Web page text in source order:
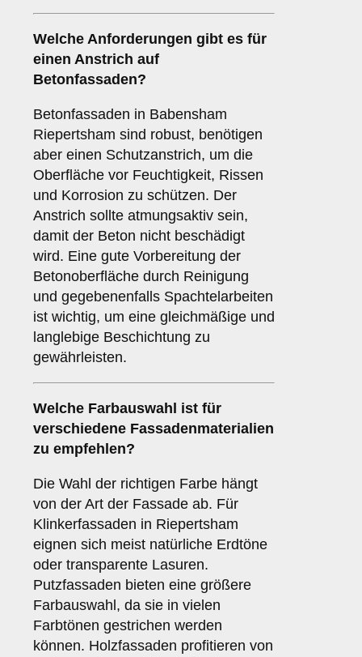
Welche Anforderungen gibt es für
einen Anstrich auf
Betonfassaden?
Betonfassaden in Babensham
Riepertsham sind robust, benötigen
aber einen Schutzanstrich, um die
Oberfläche vor Feuchtigkeit, Rissen
und Korrosion zu schützen. Der
Anstrich sollte atmungsaktiv sein,
damit der Beton nicht beschädigt
wird. Eine gute Vorbereitung der
Betonoberfläche durch Reinigung
und gegebenenfalls Spachtelarbeiten
ist wichtig, um eine gleichmäßige und
langlebige Beschichtung zu
gewährleisten.
Welche Farbauswahl ist für
verschiedene Fassadenmaterialien
zu empfehlen?
Die Wahl der richtigen Farbe hängt
von der Art der Fassade ab. Für
Klinkerfassaden in Riepertsham
eignen sich meist natürliche Erdtöne
oder transparente Lasuren.
Putzfassaden bieten eine größere
Farbauswahl, da sie in vielen
Farbtönen gestrichen werden
können. Holzfassaden profitieren von